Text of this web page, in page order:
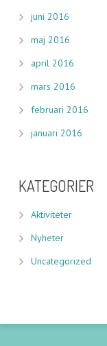
juni 2016
maj 2016
april 2016
mars 2016
februari 2016
januari 2016
KATEGORIER
Aktiviteter
Nyheter
Uncategorized